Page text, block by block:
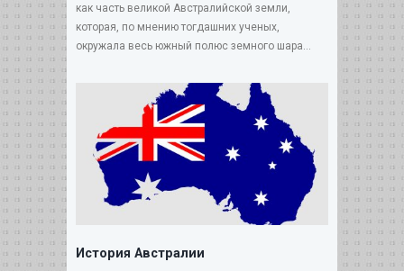
как часть великой Австралийской земли,
которая, по мнению тогдашних ученых,
окружала весь южный полюс земного шара...
История Австралии